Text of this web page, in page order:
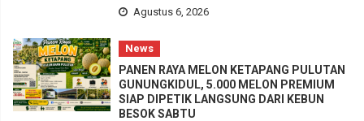
Agustus 6, 2026
News
PANEN RAYA MELON KETAPANG PULUTAN
GUNUNGKIDUL, 5.000 MELON PREMIUM
SIAP DIPETIK LANGSUNG DARI KEBUN
BESOK SABTU